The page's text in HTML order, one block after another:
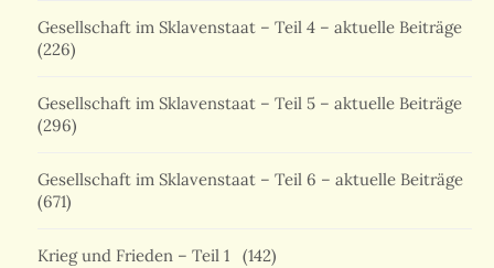
Gesellschaft im Sklavenstaat – Teil 4 – aktuelle Beiträge
(226)
Gesellschaft im Sklavenstaat – Teil 5 – aktuelle Beiträge
(296)
Gesellschaft im Sklavenstaat – Teil 6 – aktuelle Beiträge
(671)
Krieg und Frieden – Teil 1 (142)